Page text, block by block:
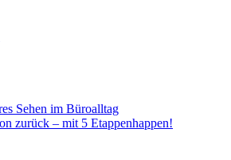
Sehen im Büroalltag
zurück – mit 5 Etappenhappen!